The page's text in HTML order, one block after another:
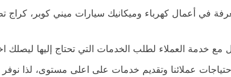
في أعمال كهرباء وميكانيك سيارات ميني كوبر،
مع خدمة العملاء لطلب الخدمات التي تحتاج إليها
عملائنا وتقديم خدمات على اعلى مستوى، لذا